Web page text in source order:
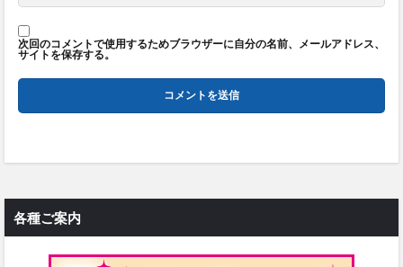
次回のコメントで使用するためブラウザーに自分の名前、メールアドレス、
サイトを保存する。
各種ご案内